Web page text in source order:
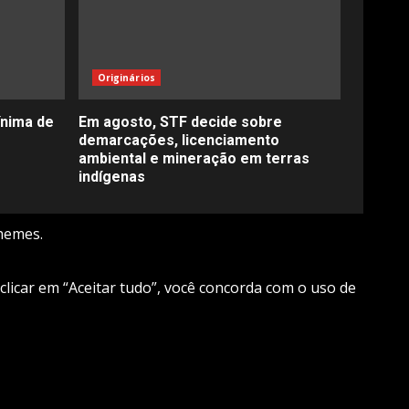
de
Originários
Em agosto, STF decide sobre
demarcações, licenciamento
ambiental e mineração em terras
indígenas
em “Aceitar tudo”, você concorda com o uso de